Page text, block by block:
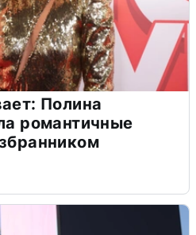
Полина
романтичные